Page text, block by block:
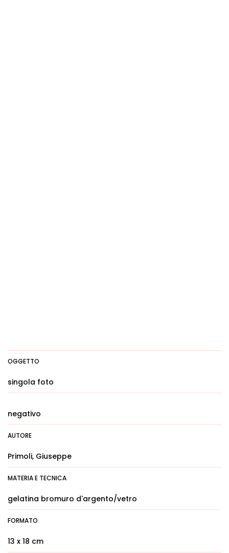
OGGETTO
singola foto
negativo
AUTORE
Primoli, Giuseppe
MATERIA E TECNICA
gelatina bromuro d'argento/vetro
FORMATO
13 x 18 cm